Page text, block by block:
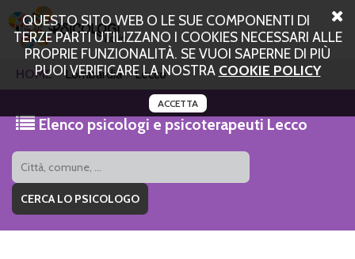
QUESTO SITO WEB O LE SUE COMPONENTI DI
TERZE PARTI UTILIZZANO I COOKIES NECESSARI ALLE
PROPRIE FUNZIONALITÀ. SE VUOI SAPERNE DI PIÙ
PUOI VERIFICARE LA NOSTRA COOKIE POLICY
ACCETTA
HOME Lombardia Lecco
Elenco psicologi e psicoterapeuti Lecco